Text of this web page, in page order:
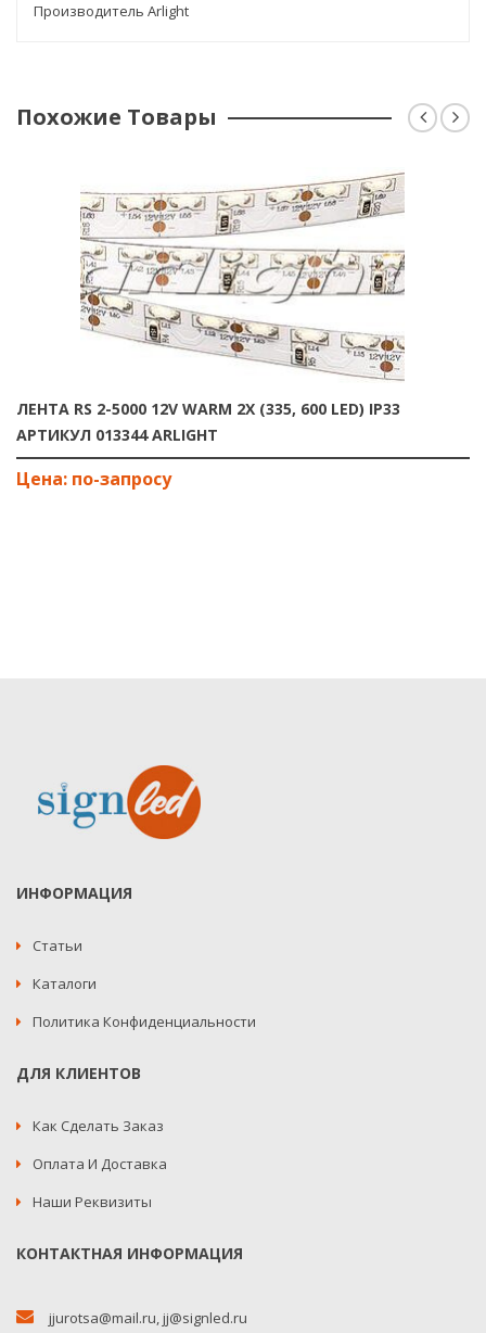
Производитель Arlight
Похожие Товары
ЛЕНТА RS 2-5000 12V WARM 2X (335, 600 LED) IP33
АРТИКУЛ 013344 ARLIGHT
ИНФОРМАЦИЯ
Статьи
Каталоги
Политика Конфиденциальности
ДЛЯ КЛИЕНТОВ
Как Сделать Заказ
Оплата И Доставка
Наши Реквизиты
КОНТАКТНАЯ ИНФОРМАЦИЯ
jjurotsa@mail.ru,jj@signled.ru